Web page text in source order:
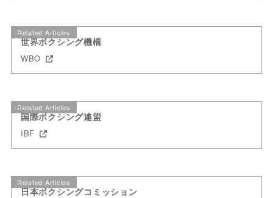
Related Articles
世界ボクシング機構
WBO
Related Articles
国際ボクシング連盟
IBF
Related Articles
日本ボクシングコミッション